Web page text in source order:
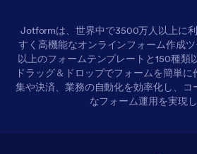
Jotformは、世界中で3500万人以上に
すく高機能なオンラインフォーム作成
以上のフォームテンプレートと150種類
ドラッグ＆ドロップでフォームを簡単
集や決済、業務の自動化を効率化し、コ
なフォーム運用を実現し